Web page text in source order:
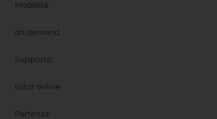
Modalità:
on demand
Supporto:
tutor online
Partenza: